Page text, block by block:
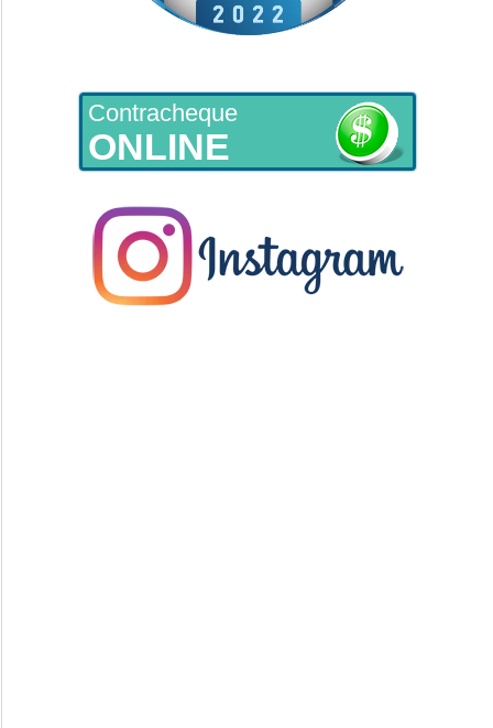
Contracheque
ONLINE